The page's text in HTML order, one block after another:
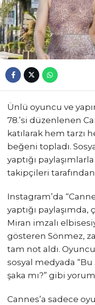
Ünlü oyuncu ve
78.’si düzenlenen
katılarak hem tarzı
beğeni topladı.
yaptığı
takipçileri
Instagram’da
yaptığı
Miran imzalı
gösteren Sönmez,
tam not aldı.
sosyal medyada “Bu
şaka mı?” gibi
Cannes’a sadece